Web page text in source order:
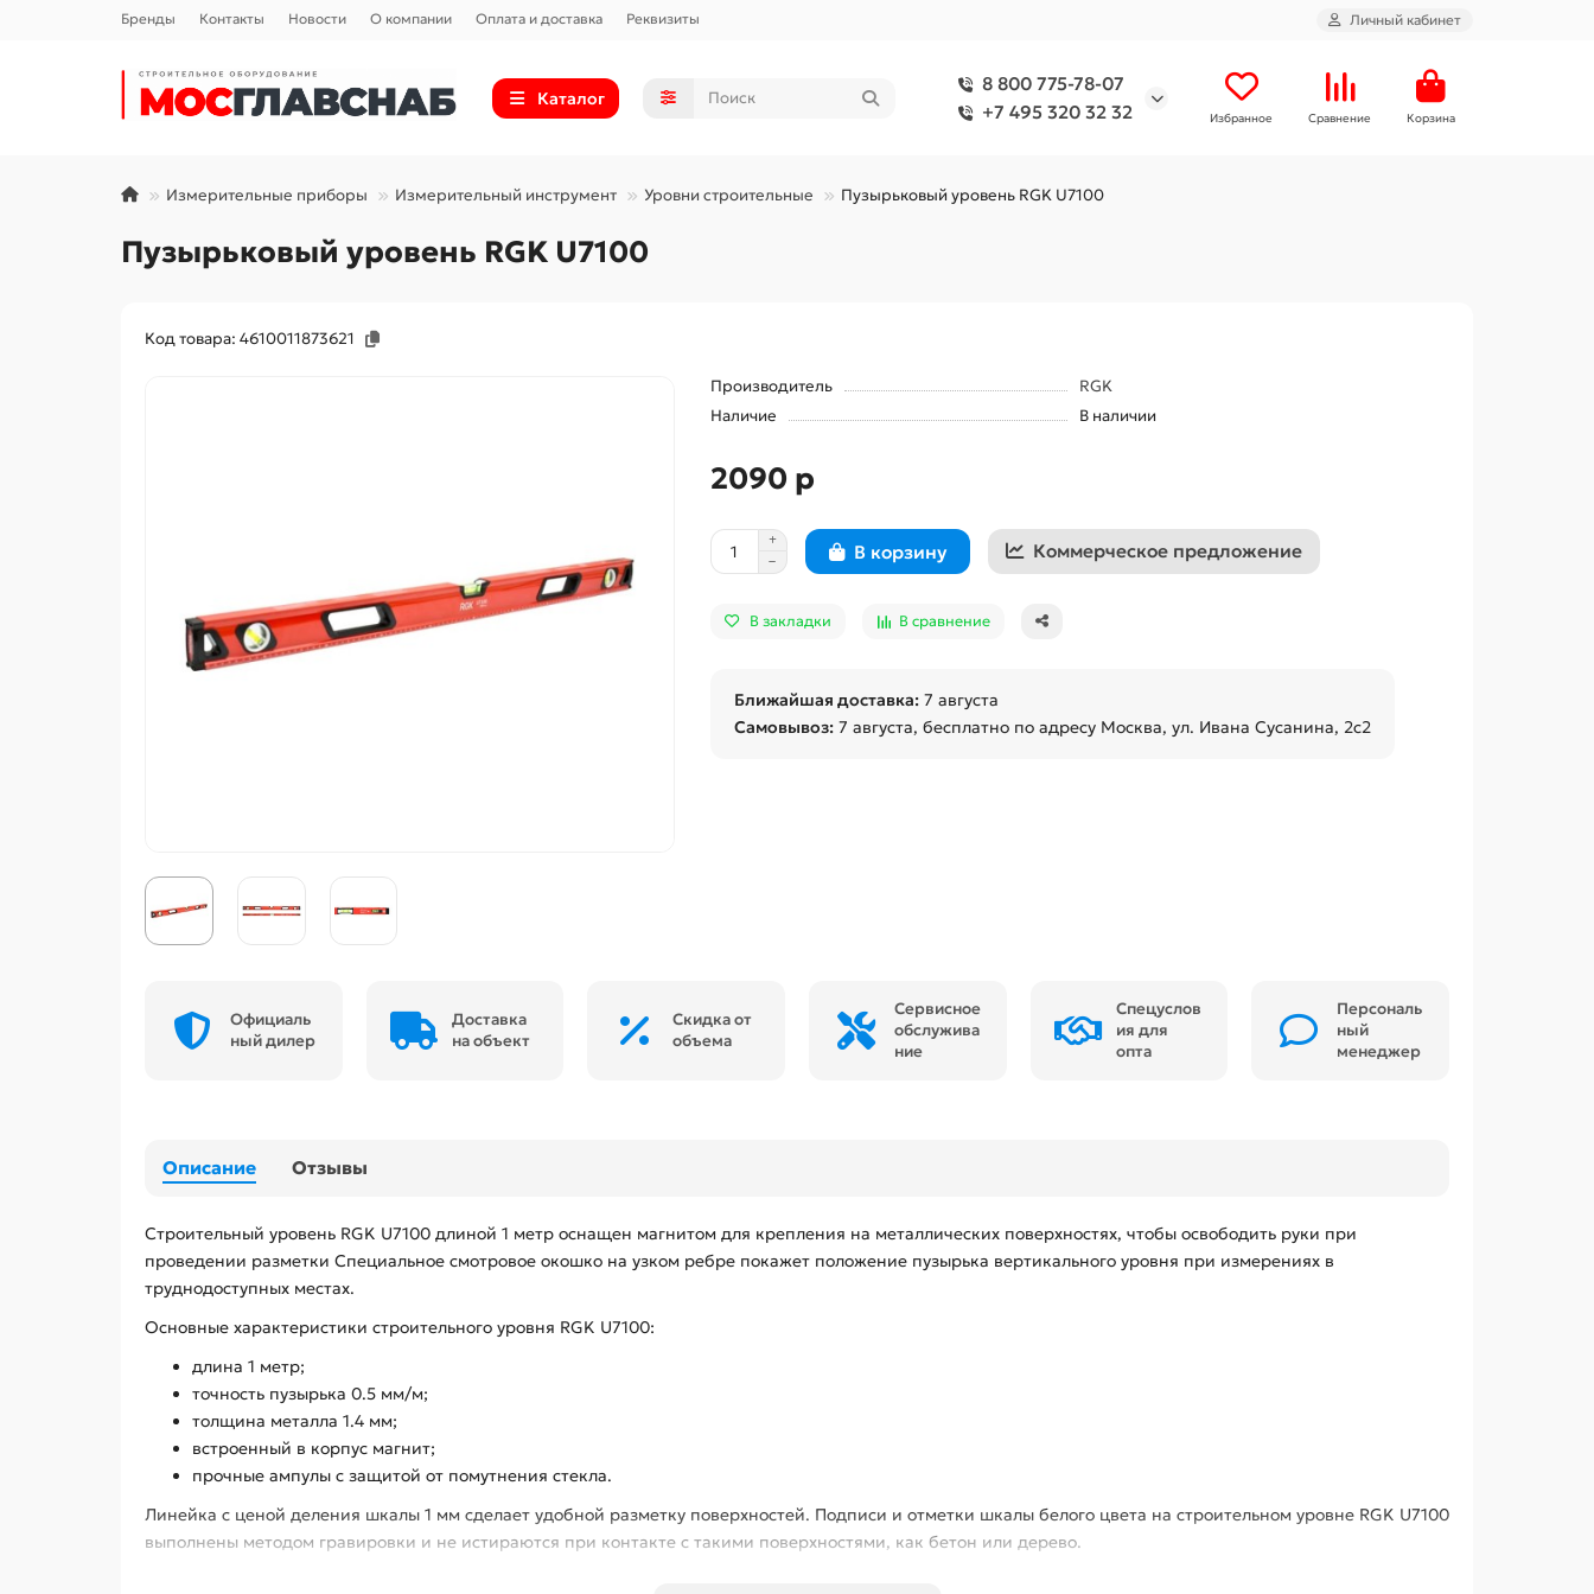
Бренды Контакты Новости О компании Оплата и доставка Реквизиты Личный кабинет
Каталог
8 800 775-78-07
+7 495 320 32 32
Избранное Сравнение Корзина
Измерительные приборы Измерительный инструмент Уровни строительные Пузырьковый уровень RGK U7100
Пузырьковый уровень RGK U7100
Код товара: 4610011873621
Производитель
RGK
Наличие
В наличии
2090 р
В корзину Коммерческое предложение
В закладки В сравнение
Ближайшая доставка: 7 августа
Самовывоз: 7 августа, бесплатно по адресу Москва, ул. Ивана Сусанина, 2с2
Официаль
ный дилер
Доставка
на объект
Скидка от
объема
Сервисное
обслужива
ние
Спецуслов
ия для
опта
Персональ
ный
менеджер
Описание Отзывы
Строительный уровень RGK U7100 длиной 1 метр оснащен магнитом для крепления на металлических поверхностях, чтобы освободить руки при
проведении разметки Специальное смотровое окошко на узком ребре покажет положение пузырька вертикального уровня при измерениях в
труднодоступных местах.
Основные характеристики строительного уровня RGK U7100:
длина 1 метр;
точность пузырька 0.5 мм/м;
толщина металла 1.4 мм;
встроенный в корпус магнит;
прочные ампулы с защитой от помутнения стекла.
Линейка с ценой деления шкалы 1 мм сделает удобной разметку поверхностей. Подписи и отметки шкалы белого цвета на строительном уровне RGK U7100
выполнены методом гравировки и не истираются при контакте с такими поверхностями, как бетон или дерево.